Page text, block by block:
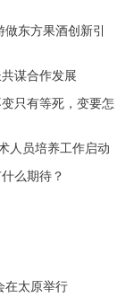
东方果酒创新引
谋合作发展
只有等死，变要怎
人员培养工作启动
么期待？
在太原举行